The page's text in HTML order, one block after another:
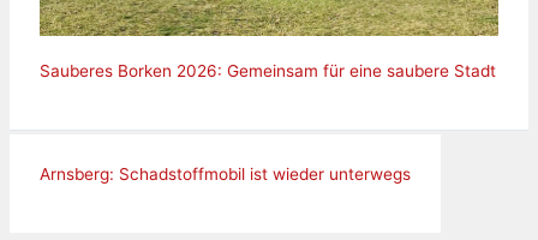
Sauberes Borken 2026: Gemeinsam für eine saubere Stadt
Arnsberg: Schadstoffmobil ist wieder unterwegs